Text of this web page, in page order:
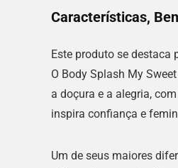
Características,
Este produto se destaca
O Body Splash My
a doçura e a alegria,
inspira confiança e
Um de seus maiores